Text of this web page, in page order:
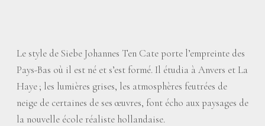
Le style de Siebe Johannes Ten Cate porte l’empreinte des
Pays-Bas où il est né et s’est formé. Il étudia à Anvers et La
Haye; les lumières grises, les atmosphères feutrées de
neige de certaines de ses œuvres, font écho aux paysages de
la nouvelle école réaliste hollandaise.